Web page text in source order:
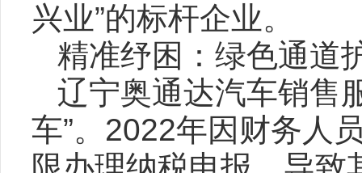
兴业”的标杆企业。
精准纾困：绿色通道
辽宁奥通达汽车销售
车”。2022年因财务人